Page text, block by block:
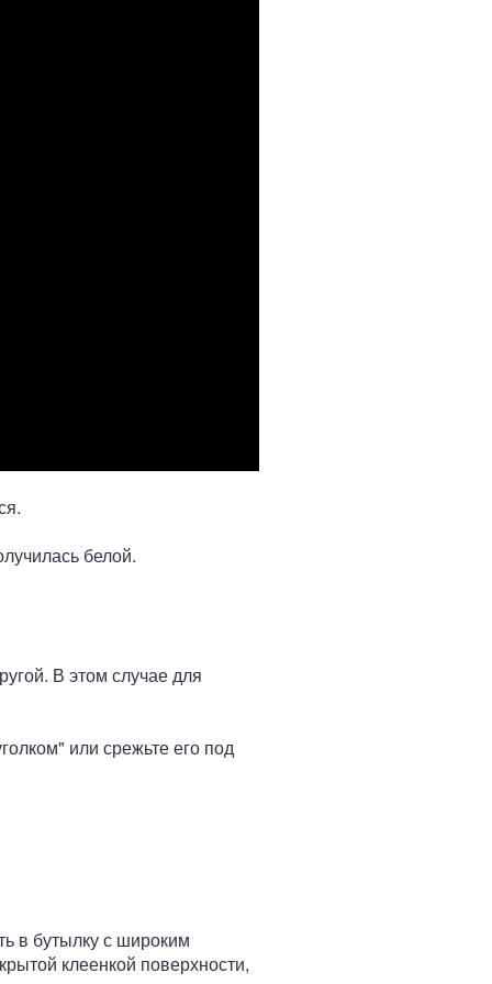
белой.
В этом случае для
или срежьте его под
в бутылку с широким
клеенкой поверхности,